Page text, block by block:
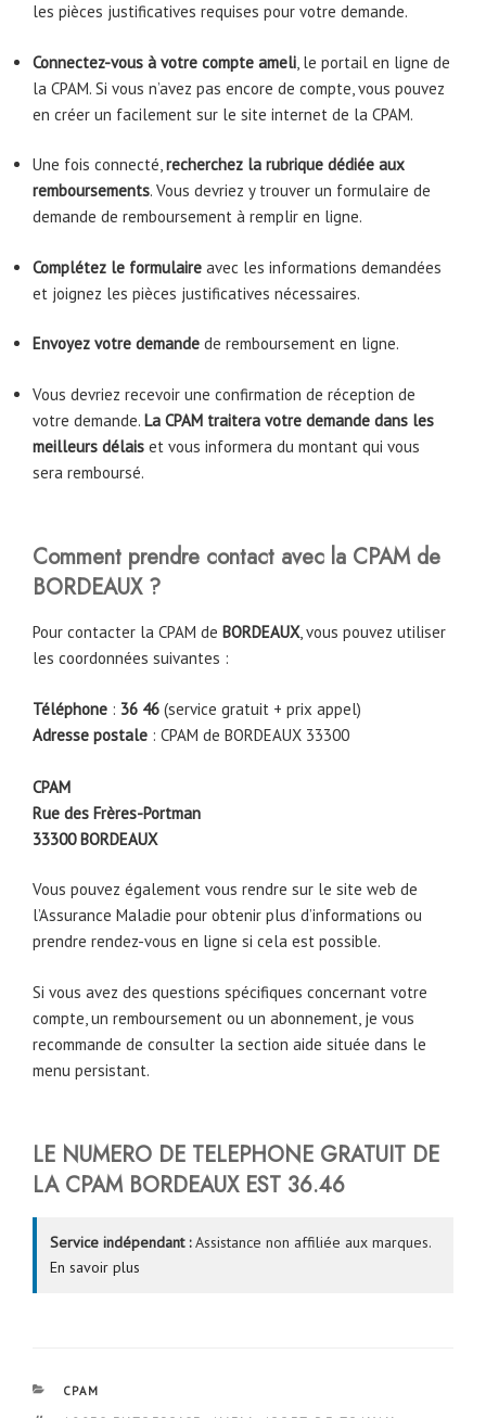
les pièces justificatives requises pour votre demande.
Connectez-vous à votre compte ameli, le portail en ligne de
la CPAM. Si vous n’avez pas encore de compte, vous pouvez
en créer un facilement sur le site internet de la CPAM.
Une fois connecté,recherchez la rubrique dédiée aux
remboursements. Vous devriez y trouver un formulaire de
demande de remboursement à remplir en ligne.
Complétez le formulaire avec les informations demandées
et joignez les pièces justificatives nécessaires.
Envoyez votre demande de remboursement en ligne.
Vous devriez recevoir une confirmation de réception de
votre demande. La CPAM traitera votre demande dans les
meilleurs délais et vous informera du montant qui vous
sera remboursé.
Comment prendre contact avec la CPAM de
BORDEAUX ?
Pour contacter la CPAM de BORDEAUX, vous pouvez utiliser
les coordonnées suivantes :
Téléphone : 36 46 (service gratuit + prix appel)
Adresse postale : CPAM de BORDEAUX 33300
CPAM
Rue des Frères-Portman
33300 BORDEAUX
Vous pouvez également vous rendre sur le site web de
l’Assurance Maladie pour obtenir plus d’informations ou
prendre rendez-vous en ligne si cela est possible.
Si vous avez des questions spécifiques concernant votre
compte, un remboursement ou un abonnement, je vous
recommande de consulter la section aide située dans le
menu persistant.
LE NUMERO DE TELEPHONE GRATUIT DE
LA CPAM BORDEAUX EST 36.46
Service indépendant :Assistance non affiliée aux marques.
En savoir plus
CATÉGORIES
CPAM